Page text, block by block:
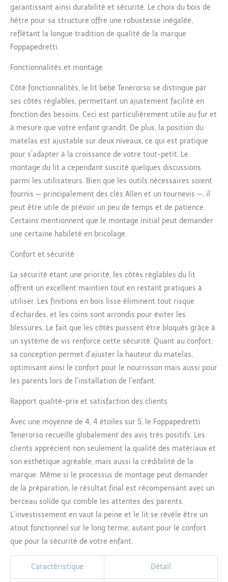
garantissant ainsi durabilité et sécurité. Le choix du bois de
hêtre pour sa structure offre une robustesse inégalée,
reflétant la longue tradition de qualité de la marque
Foppapedretti.
Fonctionnalités et montage
Côté fonctionnalités, le lit bébé Tenerorso se distingue par
ses côtés réglables, permettant un ajustement facilité en
fonction des besoins. Ceci est particulièrement utile au fur et
à mesure que votre enfant grandit. De plus, la position du
matelas est ajustable sur deux niveaux, ce qui est pratique
pour s’adapter à la croissance de votre tout-petit. Le
montage du lit a cependant suscité quelques discussions
parmi les utilisateurs. Bien que les outils nécessaires soient
fournis — principalement des clés Allen et un tournevis —, il
peut être utile de prévoir un peu de temps et de patience.
Certains mentionnent que le montage initial peut demander
une certaine habileté en bricolage.
Confort et sécurité
La sécurité étant une priorité, les côtés réglables du lit
offrent un excellent maintien tout en restant pratiques à
utiliser. Les finitions en bois lisse éliminent tout risque
d’échardes, et les coins sont arrondis pour éviter les
blessures. Le fait que les côtés puissent être bloqués grâce à
un système de vis renforce cette sécurité. Quant au confort,
sa conception permet d’ajuster la hauteur du matelas,
optimisant ainsi le confort pour le nourrisson mais aussi pour
les parents lors de l’installation de l’enfant.
Rapport qualité-prix et satisfaction des clients
Avec une moyenne de 4, 4 étoiles sur 5, le Foppapedretti
Tenerorso recueille globalement des avis très positifs. Les
clients apprécient non seulement la qualité des matériaux et
son esthétique agréable, mais aussi la crédibilité de la
marque. Même si le processus de montage peut demander
de la préparation, le résultat final est récompensant avec un
berceau solide qui comble les attentes des parents.
L’investissement en vaut la peine et le lit se révèle être un
atout fonctionnel sur le long terme, autant pour le confort
que pour la sécurité de votre enfant.
Caractéristique Détail